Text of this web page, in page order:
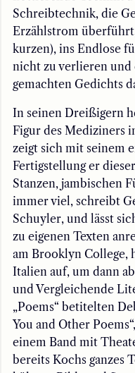
Schreibtechnik, die
Erzählstrom
kurzen), ins Endlose
nicht zu verlieren und
gemachten Gedichts
In seinen Dreißigern
Figur des Mediziners
zeigt sich mit seinem
Fertigstellung er
Stanzen, jambischen
immer viel, schreibt
Schuyler, und lässt
zu eigenen Texten
am Brooklyn College,
Italien auf, um dann
und Vergleichende
„Poems“ betitelten
You and Other
einem Band mit
bereits Kochs ganzes